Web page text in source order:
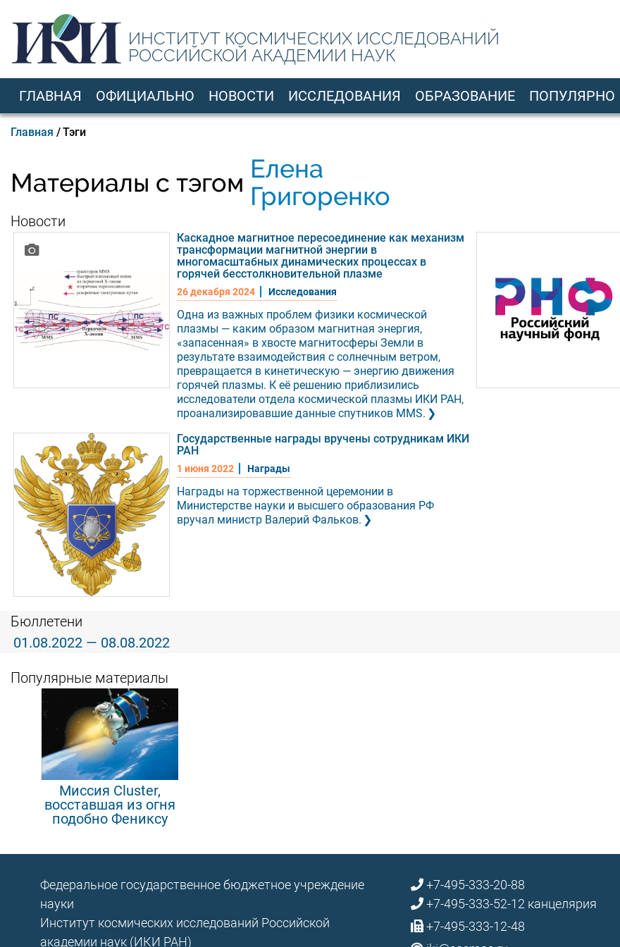
основному
содержанию
ИНСТИТУТ КОСМИЧЕСКИХ ИССЛЕДОВАНИЙ
РОССИЙСКОЙ АКАДЕМИИ НАУК
ГЛАВНАЯ ОФИЦИАЛЬНО НОВОСТИ ИССЛЕДОВАНИЯ ОБРАЗОВАНИЕ ПОПУЛЯРНО
Строка
Главная Тэги
Материалы с тэгом Елена
Григоренко
Новости
Каскадное магнитное пересоединение как механизм
трансформации магнитной энергии в
многомасштабных динамических процессах в
горячей бесстолкновительной плазме
26 декабря 2024 Исследования
Одна из важных проблем физики космической
плазмы — каким образом магнитная энергия,
«запасенная» в хвосте магнитосферы Земли в
результате взаимодействия с солнечным ветром,
превращается в кинетическую — энергию движения
горячей плазмы. К её решению приблизились
исследователи отдела космической плазмы ИКИ РАН,
проанализировавшие данные спутников MMS.
Государственные награды вручены сотрудникам ИКИ
РАН
1 июня 2022 Награды
Награды на торжественной церемонии в
Министерстве науки и высшего образования РФ
вручал министр Валерий Фальков.
Бюллетени
01.08.2022 — 08.08.2022
Популярные материалы
Миссия Cluster,
восставшая из огня
подобно Фениксу
Федеральное государственное бюджетное учреждение
науки
Институт космических исследований Российской
академии наук (ИКИ РАН)
+7-495-333-20-88
+7-495-333-52-12 канцелярия
+7-495-333-12-48